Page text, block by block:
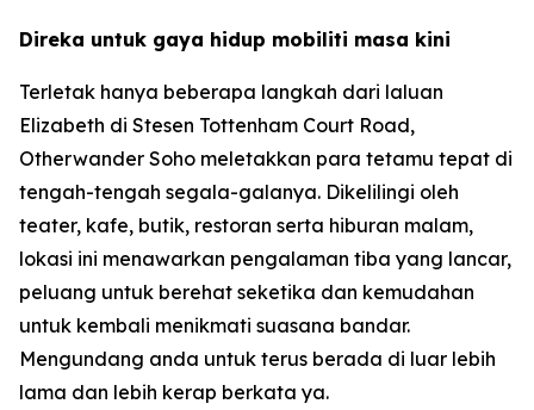
Direka untuk gaya hidup mobiliti masa kini
Terletak hanya beberapa langkah dari laluan
Elizabeth di Stesen Tottenham Court Road,
Otherwander Soho meletakkan para tetamu tepat di
tengah-tengah segala-galanya. Dikelilingi oleh
teater, kafe, butik, restoran serta hiburan malam,
lokasi ini menawarkan pengalaman tiba yang lancar,
peluang untuk berehat seketika dan kemudahan
untuk kembali menikmati suasana bandar.
Mengundang anda untuk terus berada di luar lebih
lama dan lebih kerap berkata ya.